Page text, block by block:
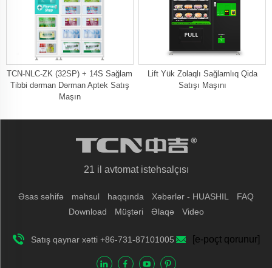
TCN-NLC-ZK (32SP) + 14S Sağlam
Tibbi dərman Dərman Aptek Satış
Maşın
Lift Yük Zolaqlı Sağlamlıq Qida
Satışı Maşını
21 il avtomat istehsalçısı
Əsas səhifə məhsul haqqında Xəbərlər - HUASHIL
FAQ
Download
Müştəri Əlaqə Video
Satış qaynar xətti +86-731-87101005 [e-poçt qorunur]